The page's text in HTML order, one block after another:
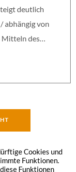
deutlich
abhängig von
Mitteln des
Prozent
sich zu